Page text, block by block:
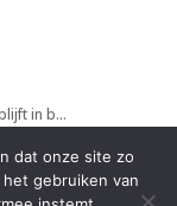
in b…
dat onze site zo
gebruiken van